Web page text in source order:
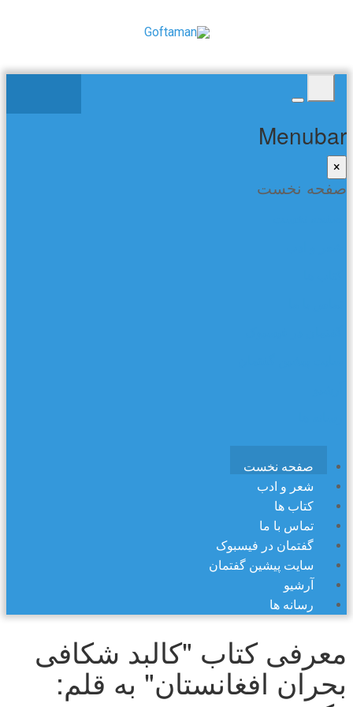
Menubar
×
صفحه نخست
صفحه نخست
شعر و ادب
کتاب ها
تماس با ما
گفتمان در فیسبوک
سایت پیشین گفتمان
آرشیو
رسانه ها
معرفی کتاب "کالبد شکافی
بحران افغانستان" به قلم: